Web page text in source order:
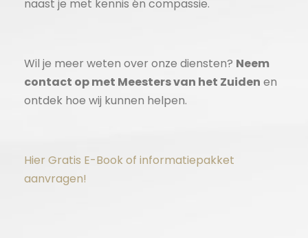
naast je met kennis én compassie.
Wil je meer weten over onze diensten? Neem
contact op met Meesters van het Zuiden en
ontdek hoe wij kunnen helpen.
Hier Gratis E-Book of informatiepakket
aanvragen!